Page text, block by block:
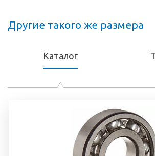
Другие такого же размера
Каталог